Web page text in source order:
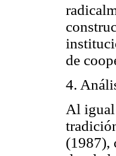
de
4.
Al igual
(1987),